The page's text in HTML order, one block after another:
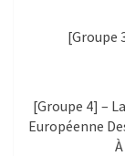
[Groupe
[Groupe 4] –
Européenne